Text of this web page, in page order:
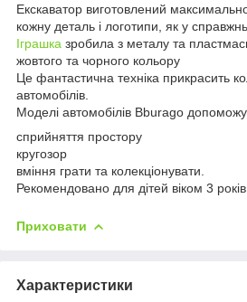
Екскаватор виготовлений
кожну деталь і логотипи, як у
Іграшка зробила з металу та
жовтого та чорного кольору
Це фантастична техніка прикрасить
автомобілів.
Моделі автомобілів Bburago
сприйняття простору
кругозор
вміння грати та колекціонувати.
Рекомендовано для дітей віком 3 років
Приховати
Характеристики